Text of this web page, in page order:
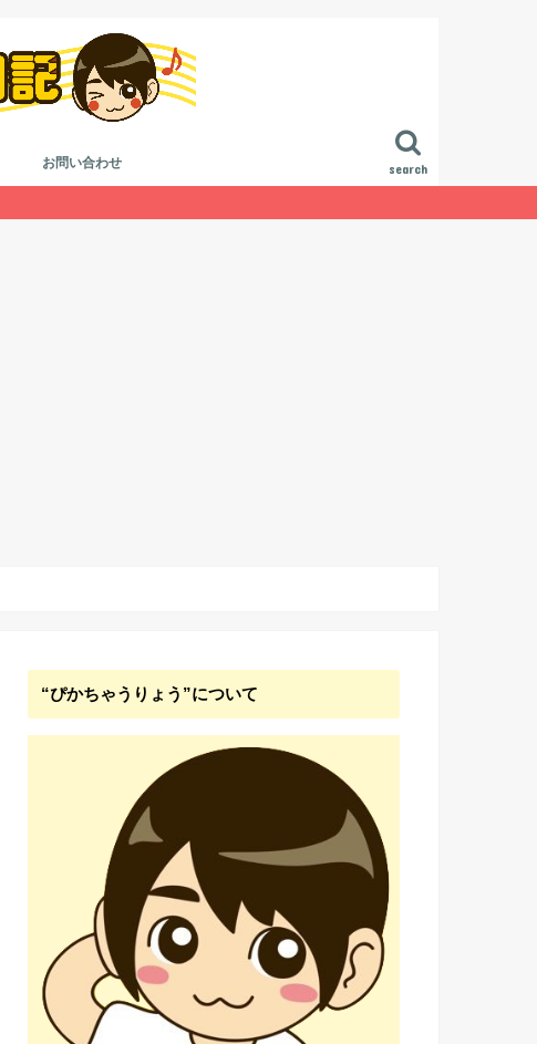
search
お問い合わせ
“ぴかちゃうりょう”について